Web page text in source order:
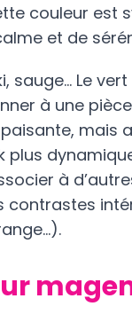
couleur est
et de
sauge… Le
à une
mais
plus
à
contrastes